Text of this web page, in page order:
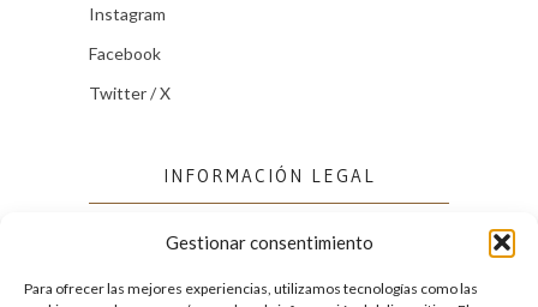
Gestionar consentimiento
Para ofrecer las mejores experiencias, utilizamos tecnologías como las
Instagram
Facebook
Twitter / X
INFORMACIÓN LEGAL
Política de cookies (UE)
Política de privacidad